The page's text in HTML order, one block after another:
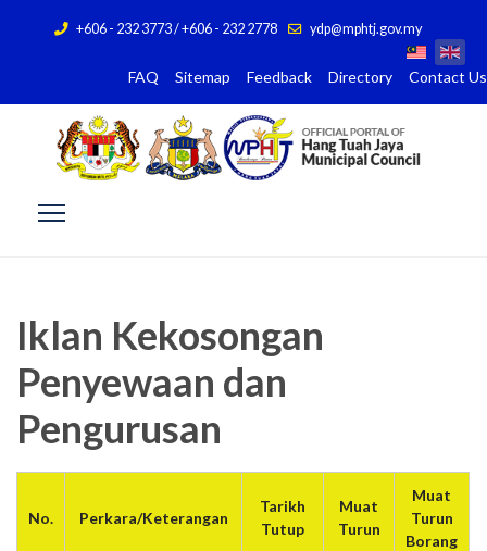
+606 - 232 3773 / +606 - 232 2778 ydp@mphtj.gov.my
FAQ Sitemap Feedback Directory Contact Us
Iklan Kekosongan
Penyewaan dan
Pengurusan
No. Perkara/Keterangan
Tarikh
Tutup
Muat
Turun
Muat
Turun
Borang